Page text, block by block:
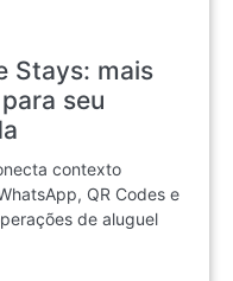
Stays: mais
seu
contexto
QR Codes e
de aluguel